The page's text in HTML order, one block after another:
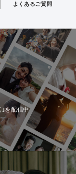
よくあるご質問
を配信中